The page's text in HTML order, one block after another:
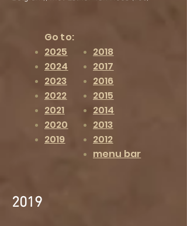
Go to:
2025
2024
2023
2022
2021
2020
2019
2018
2017
2016
2015
2014
2013
2012
menu bar
2019